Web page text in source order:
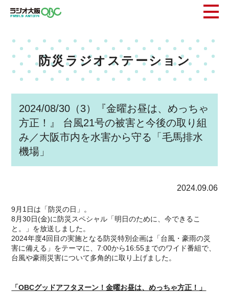
防災ラジオステーション
2024/08/30（3）『金曜お昼は、めっちゃ
方正！』 台風21号の被害と今後の取り組
み／大阪市内を水害から守る「毛馬排水
機場」
2024.09.06
9月1日は「防災の日」。
8月30日(金)に防災スペシャル「明日のために、今できるこ
と。」を放送しました。
2024年度4回目の実施となる防災特別企画は「台風・豪雨の災
害に備える」をテーマに、7:00から16:55までのワイド番組で、
台風や豪雨災害について多角的に取り上げました。
「OBCグッドアフタヌーン！金曜お昼は、めっちゃ方正！」